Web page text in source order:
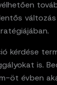
kérdése
is.
öt évben